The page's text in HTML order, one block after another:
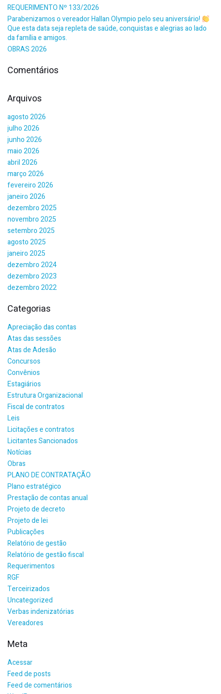
REQUERIMENTO Nº 133/2026
Parabenizamos o vereador Hallan Olympio pelo seu aniversário!
Que esta data seja repleta de saúde, conquistas e alegrias ao lado
da família e amigos.
OBRAS 2026
Comentários
Arquivos
agosto 2026
julho 2026
junho 2026
maio 2026
abril 2026
março 2026
fevereiro 2026
janeiro 2026
dezembro 2025
novembro 2025
setembro 2025
agosto 2025
janeiro 2025
dezembro 2024
dezembro 2023
dezembro 2022
Categorias
Apreciação das contas
Atas das sessões
Atas de Adesão
Concursos
Convênios
Estagiários
Estrutura Organizacional
Fiscal de contratos
Leis
Licitações e contratos
Licitantes Sancionados
Notícias
Obras
PLANO DE CONTRATAÇÃO
Plano estratégico
Prestação de contas anual
Projeto de decreto
Projeto de lei
Publicações
Relatório de gestão
Relatório de gestão fiscal
Requerimentos
RGF
Terceirizados
Uncategorized
Verbas indenizatórias
Vereadores
Meta
Acessar
Feed de posts
Feed de comentários